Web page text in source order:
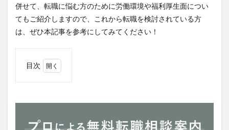
併せて、転職に悩む方のために労働環境や福利厚生面につい
てもご紹介しますので、これから転職を検討されている方
は、ぜひ本記事を参考にしてみてください！
目次
ンシ